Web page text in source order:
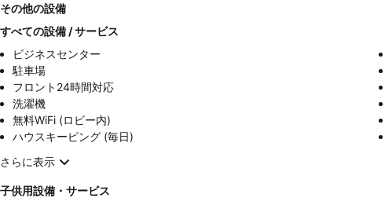
その他の設備
すべての設備 / サービス
ビジネスセンター
駐車場
フロント24時間対応
洗濯機
無料WiFi (ロビー内)
ハウスキーピング (毎日)
さらに表示
子供用設備・サービス